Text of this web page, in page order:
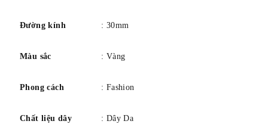
Đường kính : 30mm
Màu sắc : Vàng
Phong cách : Fashion
Chất liệu dây : Dây Da